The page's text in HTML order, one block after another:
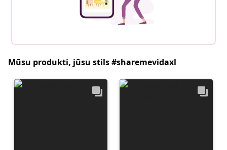
Mūsu produkti, jūsu stils #sharemevidaxl